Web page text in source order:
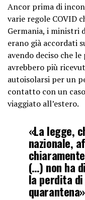
Ancor prima di
varie regole COVID
Germania, i ministri
erano già accordati
avendo deciso che
avrebbero più
autoisolarsi per un
contatto con un
viaggiato all’estero.
«La legge,
nazionale,
(…) non ha
la perdita
quarantena»